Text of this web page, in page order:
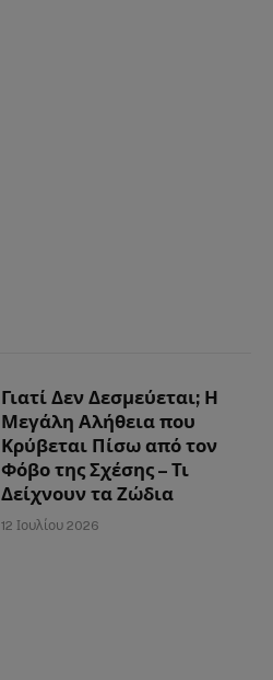
Γιατί Δεν Δεσμεύεται; Η
Μεγάλη Αλήθεια που
Κρύβεται Πίσω από τον
Φόβο της Σχέσης – Τι
Δείχνουν τα Ζώδια
12 Ιουλίου 2026